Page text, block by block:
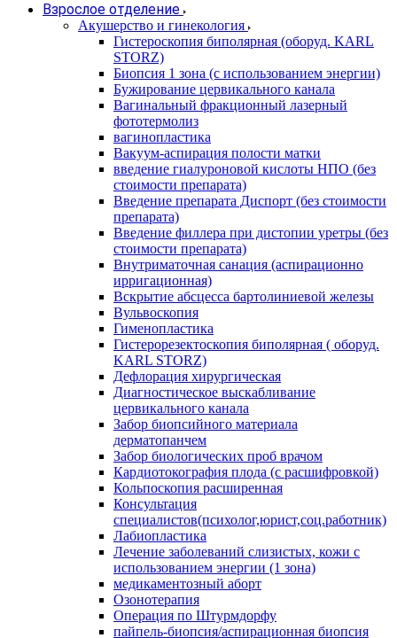
Взрослое отделение
Акушерство и гинекология
Гистероскопия биполярная (оборуд. KARL
STORZ)
Биопсия 1 зона (с использованием энергии)
Бужирование цервикального канала
Вагинальный фракционный лазерный
фототермолиз
вагинопластика
Вакуум-аспирация полости матки
введение гиалуроновой кислоты НПО (без
стоимости препарата)
Введение препарата Диспорт (без стоимости
препарата)
Введение филлера при дистопии уретры (без
стоимости препарата)
Внутриматочная санация (аспирационно
ирригационная)
Вскрытие абсцесса бартолиниевой железы
Вульвоскопия
Гименопластика
Гистерорезектоскопия биполярная ( оборуд.
KARL STORZ)
Дефлорация хирургическая
Диагностическое выскабливание
цервикального канала
Забор биопсийного материала
дерматопанчем
Забор биологических проб врачом
Кардиотокография плода (с расшифровкой)
Кольпоскопия расширенная
Консультация
специалистов(психолог,юрист,соц.работник)
Лабиопластика
Лечение заболеваний слизистых, кожи с
использованием энергии (1 зона)
медикаментозный аборт
Озонотерапия
Операция по Штурмдорфу
пайпель-биопсия/аспирационная биопсия